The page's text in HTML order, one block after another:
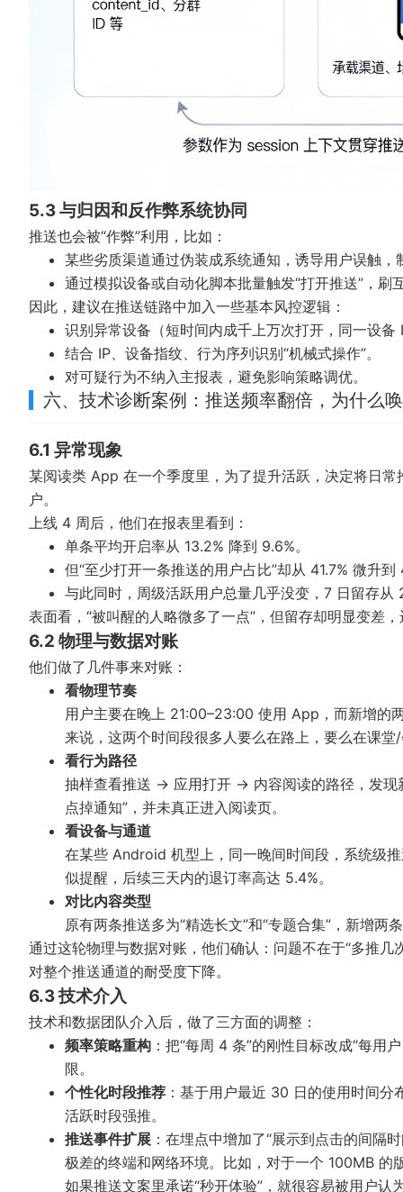
5.3 与归因和反作弊系统协同
推送也会被“作弊”利用，比如：
某些劣质渠道通过伪装成系统通知，诱导用户误触，
通过模拟设备或自动化脚本批量触发“打开推送”，刷
因此，建议在推送链路中加入一些基本风控逻辑：
识别异常设备（短时间内成千上万次打开，同一设备
结合 IP、设备指纹、行为序列识别“机械式操作”。
对可疑行为不纳入主报表，避免影响策略调优。
六、技术诊断案例：推送频率翻倍，为什么
6.1 异常现象
某阅读类 App 在一个季度里，为了提升活跃，决定将日
户。
上线 4 周后，他们在报表里看到：
单条平均开启率从 13.2% 降到 9.6%。
但“至少打开一条推送的用户占比”却从 41.7% 微升到
与此同时，周级活跃用户总量几乎没变，7 日留存从
表面看，“被叫醒的人略微多了一点”，但留存却明显变差
6.2 物理与数据对账
他们做了几件事来对账：
看物理节奏
用户主要在晚上 21:00–23:00 使用 App，而新增的
来说，这两个时间段很多人要么在路上，要么在课
看行为路径
抽样查看推送 → 应用打开 → 内容阅读的路径，发现
点掉通知”，并未真正进入阅读页。
看设备与通道
在某些 Android 机型上，同一晚间时间段，系统级
似提醒，后续三天内的退订率高达 5.4%。
对比内容类型
原有两条推送多为“精选长文”和“专题合集”，新增两
通过这轮物理与数据对账，他们确认：问题不在于“多推几
对整个推送通道的耐受度下降。
6.3 技术介入
技术和数据团队介入后，做了三方面的调整：
频率策略重构 ：把“每周 4 条”的刚性目标改成“每
限。
个性化时段推荐 ：基于用户最近 30 日的使用时间
活跃时段强推。
推送事件扩展 ：在埋点中增加了“展示到点击的间隔
极差的终端和网络环境。比如，对于一个 100MB
如果推送文案里承诺“秒开体验”，就很容易被用户认